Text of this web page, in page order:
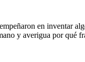
en inventar
y averigua por qué